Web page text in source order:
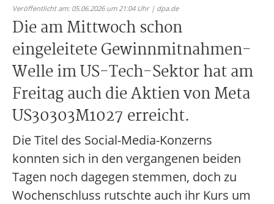
Veröffentlicht am: 05.06.2026 um 21:04 Uhr | dpa.de
Die am Mittwoch schon
eingeleitete Gewinnmitnahmen-
Welle im US-Tech-Sektor hat am
Freitag auch die Aktien von Meta
US30303M1027 erreicht.
Die Titel des Social-Media-Konzerns
konnten sich in den vergangenen beiden
Tagen noch dagegen stemmen, doch zu
Wochenschluss rutschte auch ihr Kurs um